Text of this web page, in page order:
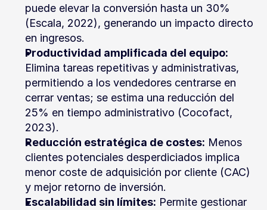
puede elevar la conversión hasta un 30%
(Escala, 2022), generando un impacto directo
en ingresos.
Productividad amplificada del equipo:
Elimina tareas repetitivas y administrativas,
permitiendo a los vendedores centrarse en
cerrar ventas; se estima una reducción del
25% en tiempo administrativo (Cocofact,
2023).
Reducción estratégica de costes: Menos
clientes potenciales desperdiciados implica
menor coste de adquisición por cliente (CAC)
y mejor retorno de inversión.
Escalabilidad sin límites: Permite gestionar